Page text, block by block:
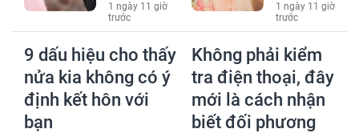
1 ngày 11 giờ
trước
1 ngày 11 giờ
trước
9 dấu hiệu cho thấy
nửa kia không có ý
định kết hôn với
bạn
Không phải kiểm
tra điện thoại, đây
mới là cách nhận
biết đối phương